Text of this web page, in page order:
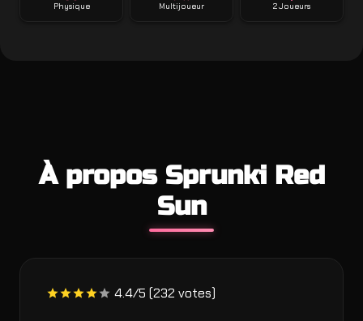
Physique Multijoueur 2 Joueurs
À propos Sprunki Red
Sun
4.4/5 (232 votes)